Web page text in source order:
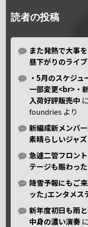
読者の投稿
また発熱で大事
昼下がりのライブ
・5月のスケジ
一部変更<br>・
入荷好評販売中
foundries より
新編成新メンバ
素晴らしいジャズ
急遽二管フロン
テージも賑わっ
降雪予報にもご
ッた｣エンタメス
新年度初日も雨
中身の濃い演奏 に